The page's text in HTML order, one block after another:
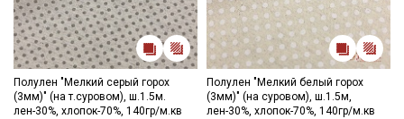
Полулен "Мелкий серый горох
(3мм)" (на т.суровом), ш.1.5м.
лен-30%, хлопок-70%, 140гр/м.кв
Полулен "Мелкий белый горох
(3мм)" (на суровом), ш.1.5м,
лен-30%, хлопок-70%, 140гр/м.кв